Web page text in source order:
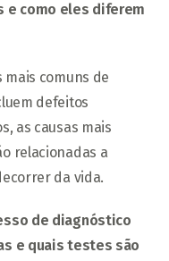
e como eles diferem
mais comuns de
defeitos
as causas mais
relacionadas a
da vida.
de diagnóstico
e quais testes são